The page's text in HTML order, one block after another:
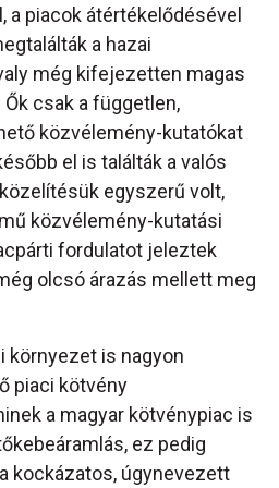
a piacok átértékelődésével
a hazai
még kifejezetten magas
csak a független,
közvélemény-kutatókat
el is találták a valós
egyszerű volt,
közvélemény-kutatási
fordulatot jeleztek
olcsó árazás mellett meg
környezet is nagyon
piaci kötvény
a magyar kötvénypiac is
ez pedig
kockázatos, úgynevezett